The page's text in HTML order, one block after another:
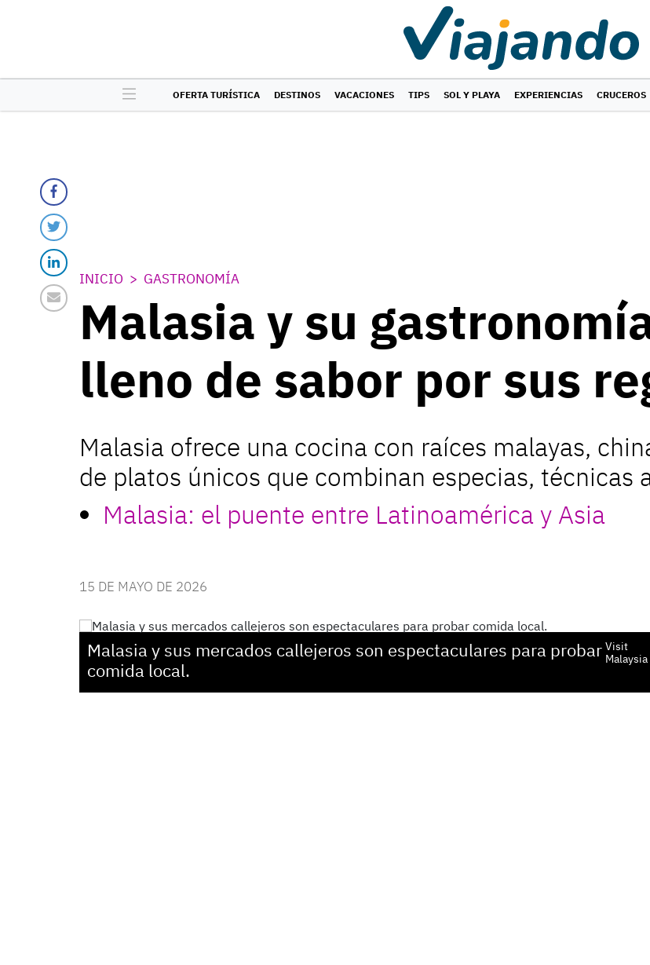
OFERTA TURÍSTICA DESTINOS VACACIONES TIPS SOL Y PLAYA EXPERIENCIAS CRUCEROS
INICIO GASTRONOMÍA
Malasia y su
lleno de sabor por sus
Malasia ofrece una cocina con raíces malayas,
de platos únicos que combinan especias, técnicas
Malasia: el puente entre Latinoamérica y Asia
15 DE MAYO DE 2026
Malasia y sus mercados callejeros son espectaculares para probar
comida local.
Visit
Malaysia